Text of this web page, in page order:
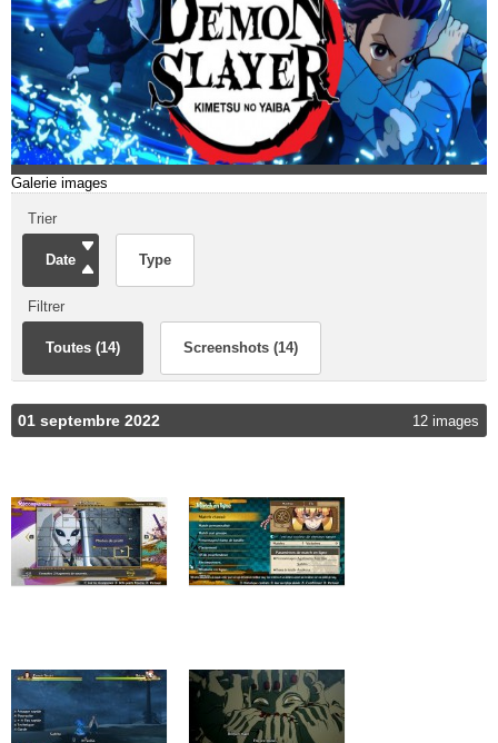
Galerie images
Trier
Date Type
Filtrer
Toutes (14) Screenshots (14)
01 septembre 2022 12 images